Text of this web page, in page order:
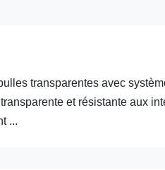
transparentes avec
et résistante aux
...